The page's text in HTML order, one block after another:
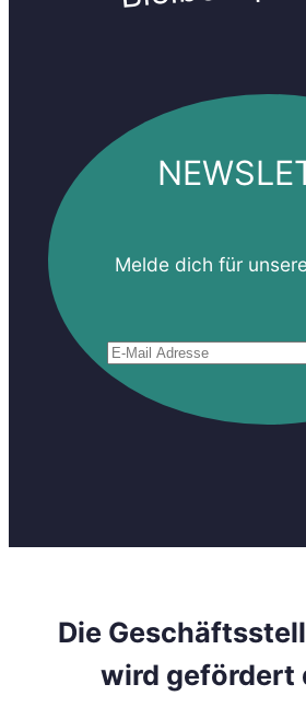
Melde dich für
und
–
das
Die
wird gefördert